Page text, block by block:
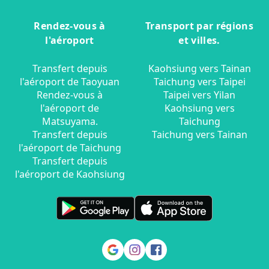
Rendez-vous à
l'aéroport
Transfert depuis
l'aéroport de Taoyuan
Rendez-vous à
l'aéroport de
Matsuyama.
Transfert depuis
l'aéroport de Taichung
Transfert depuis
l'aéroport de Kaohsiung
Transport par régions
et villes.
Kaohsiung vers Tainan
Taichung vers Taipei
Taipei vers Yilan
Kaohsiung vers
Taichung
Taichung vers Tainan